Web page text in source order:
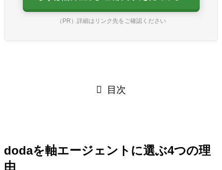
（PR）詳細はリンク先をご確認ください
目次
dodaを軸エージェントに選ぶ4つの理
由